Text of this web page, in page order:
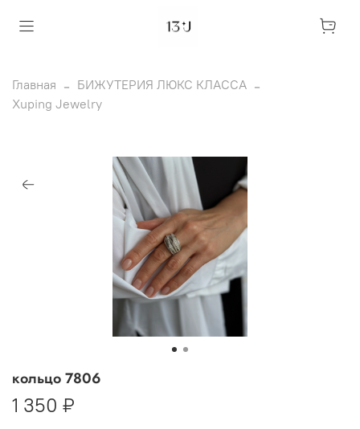
Главная
БИЖУТЕРИЯ ЛЮКС КЛАССА
Xuping Jewelry
кольцо 7806
1 350 ₽